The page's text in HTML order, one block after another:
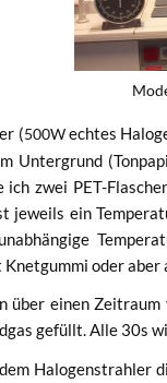
(500Wech­tes
Unter­grund
ich zwei PET-
jeweils ein
oder aber
über einen
gefüllt. Alle 30s
Halo­gen­strah­ler